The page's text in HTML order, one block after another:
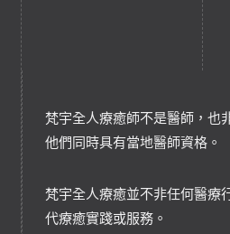
梵宇全人療癒師不是醫師，也
他們同時具有當地醫師資格。
梵宇全人療癒並不非任何醫療
代療癒實踐或服務。